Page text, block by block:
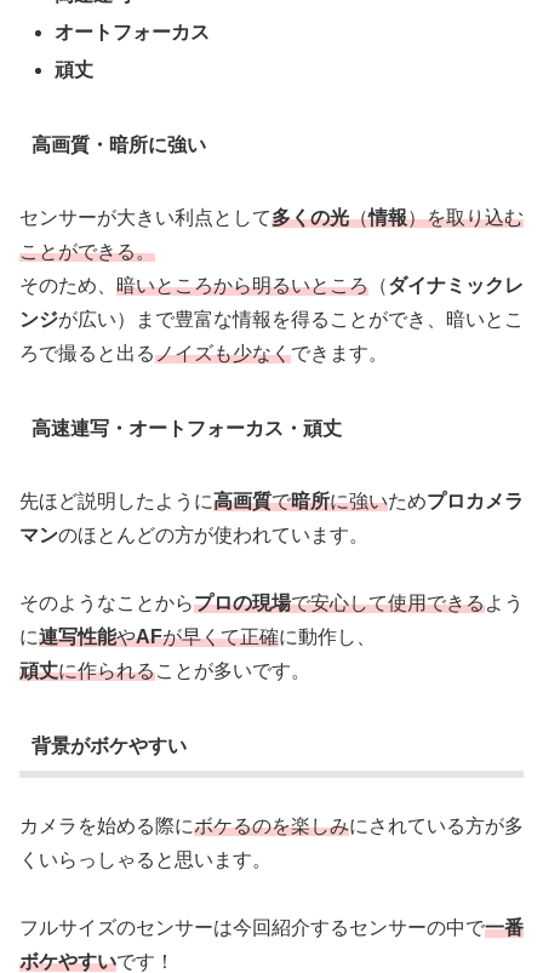
オートフォーカス
頑丈
高画質・暗所に強い
センサーが大きい利点として多くの光（情報）を取り込む
ことができる。
そのため、 暗いところから明るいところ （ダイナミックレ
ンジが広い）まで豊富な情報を得ることができ、暗いとこ
ろで撮ると出るノイズも少なくできます。
高速連写・オートフォーカス・頑丈
先ほど説明したように高画質で暗所に強いためプロカメラ
マンのほとんどの方が使われています。
そのようなことからプロの現場で安心して使用できるよう
に連写性能やAFが早くて正確に動作し、
頑丈に作られることが多いです。
背景がボケやすい
カメラを始める際にボケるのを楽しみにされている方が多
くいらっしゃると思います。
フルサイズのセンサーは今回紹介するセンサーの中で一番
ボケやすいです！